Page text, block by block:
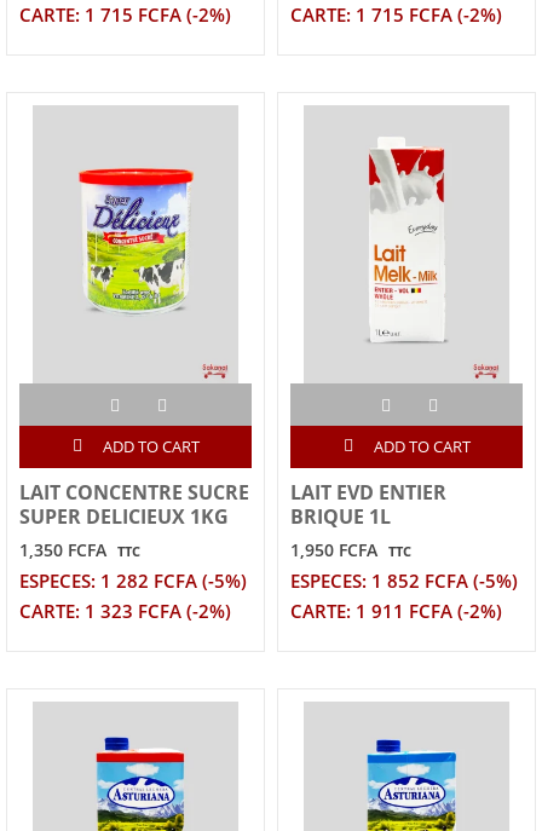
CARTE: 1 715 FCFA (-2%)
CARTE: 1 715 FCFA (-2%)
ADD TO CART
LAIT CONCENTRE SUCRE
SUPER DELICIEUX 1KG
1,350 FCFA TTC
ESPECES: 1 282 FCFA (-5%)
CARTE: 1 323 FCFA (-2%)
ADD TO CART
LAIT EVD ENTIER
BRIQUE 1L
1,950 FCFA TTC
ESPECES: 1 852 FCFA (-5%)
CARTE: 1 911 FCFA (-2%)